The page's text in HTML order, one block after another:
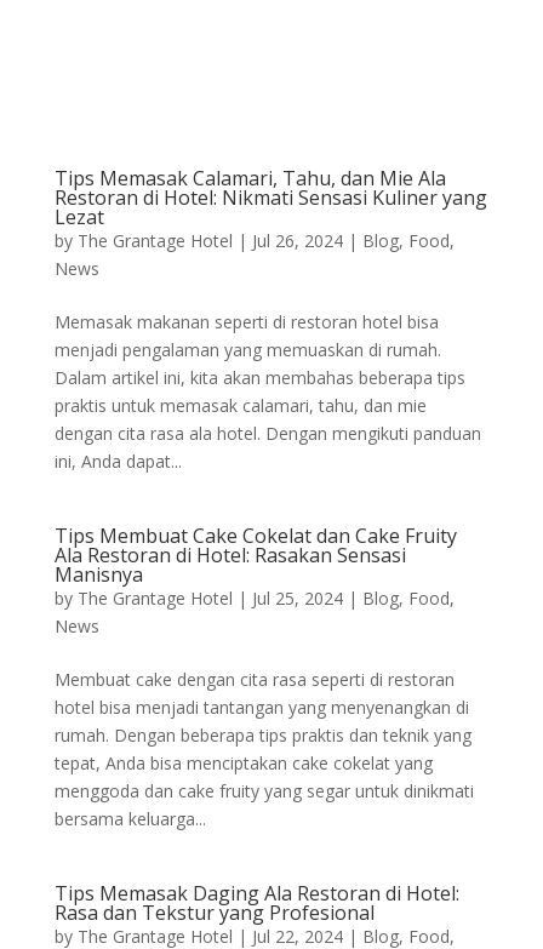
Tips Memasak Calamari, Tahu, dan Mie Ala
Restoran di Hotel: Nikmati Sensasi Kuliner yang
Lezat
by The Grantage Hotel | Jul 26, 2024| Blog, Food,
News
Memasak makanan seperti di restoran hotel bisa
menjadi pengalaman yang memuaskan di rumah.
Dalam artikel ini, kita akan membahas beberapa tips
praktis untuk memasak calamari, tahu, dan mie
dengan cita rasa ala hotel. Dengan mengikuti panduan
ini, Anda dapat...
Tips Membuat Cake Cokelat dan Cake Fruity
Ala Restoran di Hotel: Rasakan Sensasi
Manisnya
by The Grantage Hotel | Jul 25, 2024| Blog, Food,
News
Membuat cake dengan cita rasa seperti di restoran
hotel bisa menjadi tantangan yang menyenangkan di
rumah. Dengan beberapa tips praktis dan teknik yang
tepat, Anda bisa menciptakan cake cokelat yang
menggoda dan cake fruity yang segar untuk dinikmati
bersama keluarga...
Tips Memasak Daging Ala Restoran di Hotel:
Rasa dan Tekstur yang Profesional
by The Grantage Hotel | Jul 22, 2024| Blog, Food,